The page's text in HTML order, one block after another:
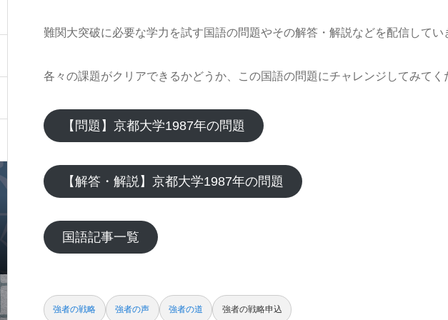
難関大突破に必要な学力を試す国語の問題やその解答・解説などを配信してい
各々の課題がクリアできるかどうか、この国語の問題にチャレンジしてみてく
【問題】京都大学1987年の問題
【解答・解説】京都大学1987年の問題
国語記事一覧
強者の戦略 強者の声 強者の道 強者の戦略申込